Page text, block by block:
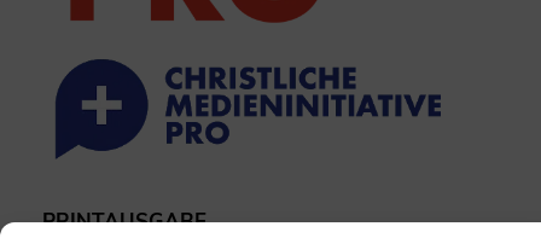
PRINTAUSGABE